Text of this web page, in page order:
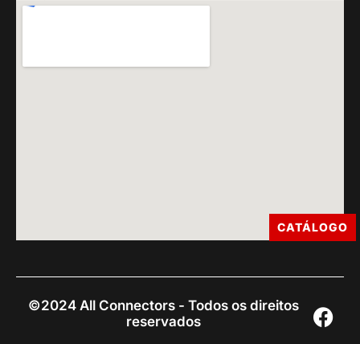
©2024 All Connectors - Todos os direitos
reservados
CATÁLOGO